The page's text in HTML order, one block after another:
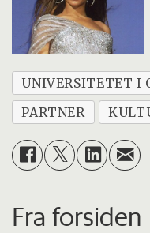
UNIVERSITETET I
PARTNER
Fra forsiden